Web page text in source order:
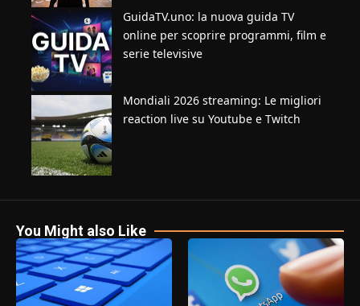
GuidaTV.uno: la nuova guida TV
online per scoprire programmi, film e
serie televisive
Mondiali 2026 streaming: Le migliori
reaction live su Youtube e Twitch
You Might also Like